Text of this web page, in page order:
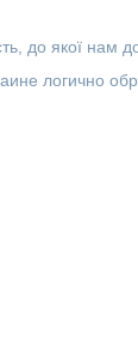
до якої нам
логично